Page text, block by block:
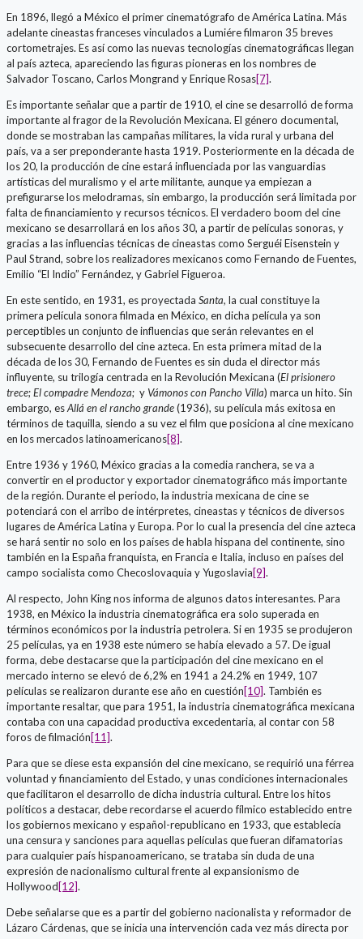
En 1896, llegó a México el primer cinematógrafo de América Latina. Más
adelante cineastas franceses vinculados a Lumiére filmaron 35 breves
cortometrajes. Es así como las nuevas tecnologías cinematográficas llegan
al país azteca, apareciendo las figuras pioneras en los nombres de
Salvador Toscano, Carlos Mongrand y Enrique Rosas[7].
Es importante señalar que a partir de 1910, el cine se desarrolló de forma
importante al fragor de la Revolución Mexicana. El género documental,
donde se mostraban las campañas militares, la vida rural y urbana del
país, va a ser preponderante hasta 1919. Posteriormente en la década de
los 20, la producción de cine estará influenciada por las vanguardias
artísticas del muralismo y el arte militante, aunque ya empiezan a
prefigurarse los melodramas, sin embargo, la producción será limitada por
falta de financiamiento y recursos técnicos. El verdadero boom del cine
mexicano se desarrollará en los años 30, a partir de películas sonoras, y
gracias a las influencias técnicas de cineastas como Serguéi Eisenstein y
Paul Strand, sobre los realizadores mexicanos como Fernando de Fuentes,
Emilio “El Indio” Fernández, y Gabriel Figueroa.
En este sentido, en 1931, es proyectada Santa, la cual constituye la
primera película sonora filmada en México, en dicha película ya son
perceptibles un conjunto de influencias que serán relevantes en el
subsecuente desarrollo del cine azteca. En esta primera mitad de la
década de los 30, Fernando de Fuentes es sin duda el director más
influyente, su trilogía centrada en la Revolución Mexicana (El prisionero
trece;El compadre Mendoza; y Vámonos con Pancho Villa) marca un hito. Sin
embargo, esAllá en el rancho grande(1936), su película más exitosa en
términos de taquilla, siendo a su vez el film que posiciona al cine mexicano
en los mercados latinoamericanos[8].
Entre 1936 y 1960, México gracias a la comedia ranchera, se va a
convertir en el productor y exportador cinematográfico más importante
de la región. Durante el periodo, la industria mexicana de cine se
potenciará con el arribo de intérpretes, cineastas y técnicos de diversos
lugares de América Latina y Europa. Por lo cual la presencia del cine azteca
se hará sentir no solo en los países de habla hispana del continente, sino
también en la España franquista, en Francia e Italia, incluso en países del
campo socialista como Checoslovaquia y Yugoslavia[9].
Al respecto, John King nos informa de algunos datos interesantes. Para
1938, en México la industria cinematográfica era solo superada en
términos económicos por la industria petrolera. Si en 1935 se produjeron
25 películas, ya en 1938 este número se había elevado a 57. De igual
forma, debe destacarse que la participación del cine mexicano en el
mercado interno se elevó de 6,2% en 1941 a 24.2% en 1949, 107
películas se realizaron durante ese año en cuestión[10]. También es
importante resaltar, que para 1951, la industria cinematográfica mexicana
contaba con una capacidad productiva excedentaria, al contar con 58
foros de filmación[11].
Para que se diese esta expansión del cine mexicano, se requirió una férrea
voluntad y financiamiento del Estado, y unas condiciones internacionales
que facilitaron el desarrollo de dicha industria cultural. Entre los hitos
políticos a destacar, debe recordarse el acuerdo fílmico establecido entre
los gobiernos mexicano y español-republicano en 1933, que establecía
una censura y sanciones para aquellas películas que fueran difamatorias
para cualquier país hispanoamericano, se trataba sin duda de una
expresión de nacionalismo cultural frente al expansionismo de
Hollywood[12].
Debe señalarse que es a partir del gobierno nacionalista y reformador de
Lázaro Cárdenas, que se inicia una intervención cada vez más directa por